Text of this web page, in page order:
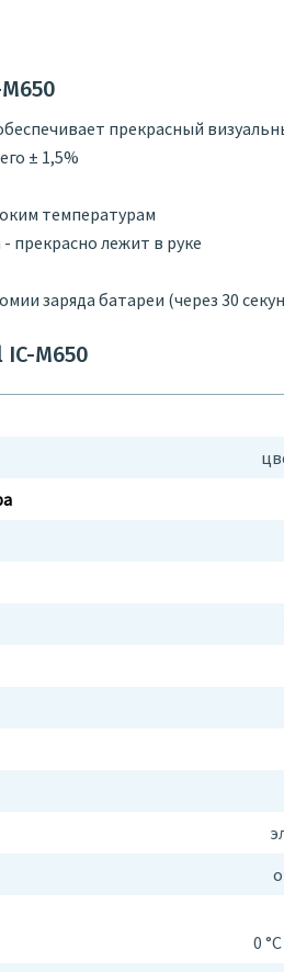
прекрасный
± 1,5%
температурам
прекрасно лежит в руке
заряда батареи (через 30
M650
0